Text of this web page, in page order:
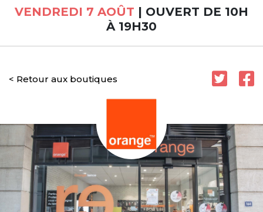
VENDREDI 7 AOÛT | OUVERT DE 10H
À 19H30
< Retour aux boutiques